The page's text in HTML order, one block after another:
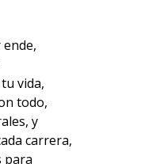
vida,
todo,
y
carrera,
para